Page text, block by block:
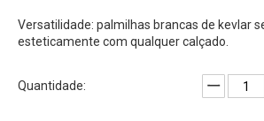
Versatilidade: palmilhas brancas de kevlar
esteticamente com qualquer calçado.
Quantidade: